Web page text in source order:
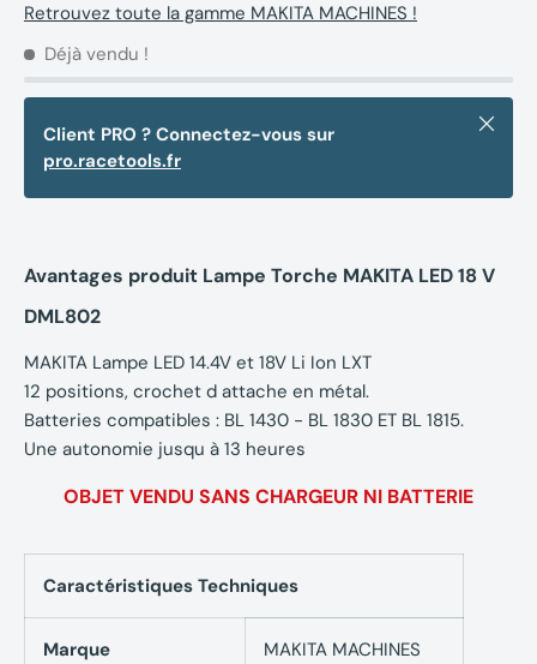
Retrouvez toute la gamme MAKITA MACHINES !
Déjà vendu !
Client PRO ? Connectez-vous sur
pro.racetools.fr
Fermer
Avantages produit Lampe Torche MAKITA LED 18 V
DML802
MAKITA Lampe LED 14.4V et 18V Li Ion LXT
12 positions, crochet d attache en métal.
Batteries compatibles : BL 1430 - BL 1830 ET BL 1815.
Une autonomie jusqu à 13 heures
OBJET VENDU SANS CHARGEUR NI BATTERIE
Caractéristiques Techniques
Marque MAKITA MACHINES